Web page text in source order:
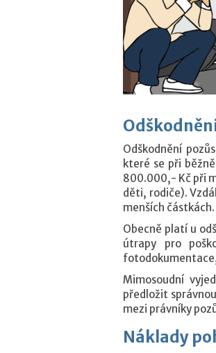
Odškodnění
které se při
800.000,- Kč při
děti, rodiče).
menších částkách.
Obecně platí u
útrapy pro
Mimosoudní
předložit
mezi právníky
Náklady